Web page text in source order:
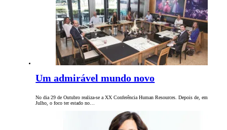
Um admirável mundo novo
No dia 29 de Outubro realiza-se a XX Conferência Human Resources. Depois de, em
Julho, o foco ter estado no…